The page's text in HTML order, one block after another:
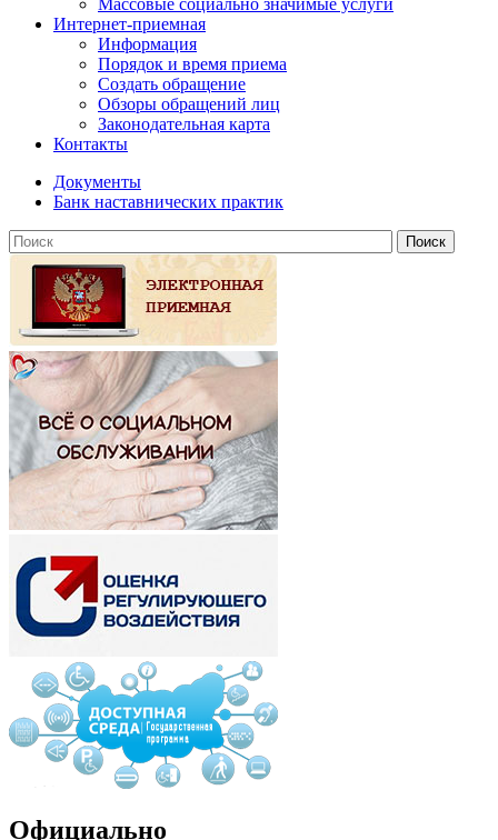
Массовые социально значимые услуги
Интернет-приемная
Информация
Порядок и время приема
Создать обращение
Обзоры обращений лиц
Законодательная карта
Контакты
Документы
Банк наставнических практик
Официально